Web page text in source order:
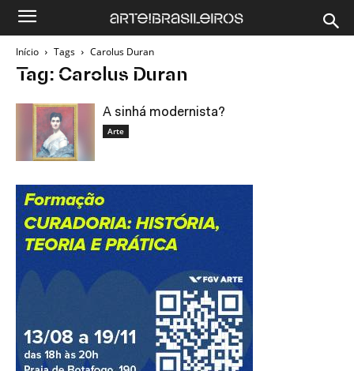
Início Tags Carolus Duran
Tag: Carolus Duran
A sinhá modernista?
Arte